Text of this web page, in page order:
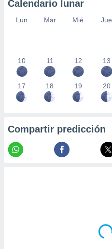
Calendario lunar
Lun Mar Mié Jue
10 11 12 13
17 18 19 20
Compartir predicción